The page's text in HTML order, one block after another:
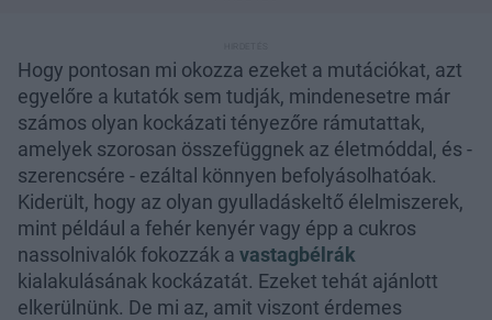
Hogy pontosan mi okozza ezeket a mutációkat, azt
egyelőre a kutatók sem tudják, mindenesetre már
számos olyan kockázati tényezőre rámutattak,
amelyek szorosan összefüggnek az életmóddal, és -
szerencsére - ezáltal könnyen befolyásolhatóak.
Kiderült, hogy az olyan gyulladáskeltő élelmiszerek,
mint például a fehér kenyér vagy épp a cukros
nassolnivalók fokozzák a vastagbélrák
kialakulásának kockázatát. Ezeket tehát ajánlott
elkerülnünk. De mi az, amit viszont érdemes